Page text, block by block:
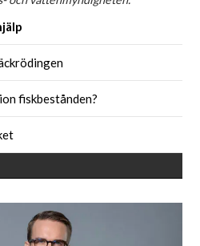
fiskbestånden?